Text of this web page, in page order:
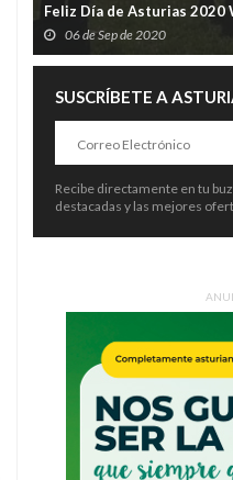
Feliz Día de Asturias 2020
06 de Sep de 2020
SUSCRÍBETE A
Recibe directamente en tu
destacadas y las mejores